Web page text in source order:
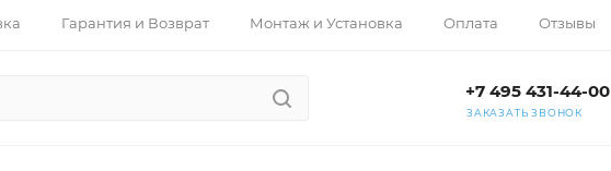
Гарантия и Возврат Монтаж и Установка Оплата Отзывы
+7 495 431-44-00
ЗАКАЗАТЬ ЗВОНОК